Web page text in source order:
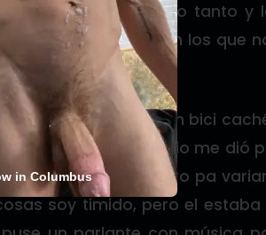
pero para otras no tanto y
uno de esos días en los que
de una vuelta en bici
o menos, al principio me dió
más el gimnasio pero pa
soy timido, pero el estaba
in Columbus